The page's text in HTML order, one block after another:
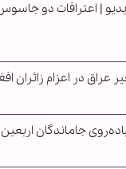
| اعترافات دو
عراق در اعزام زائران
جاماندگان